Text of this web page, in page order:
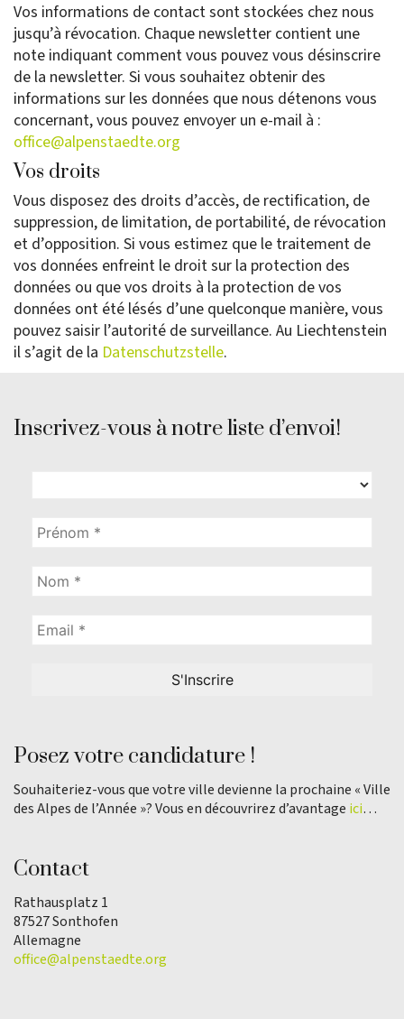
Vos informations de contact sont stockées chez nous
jusqu’à révocation. Chaque newsletter contient une
note indiquant comment vous pouvez vous désinscrire
de la newsletter. Si vous souhaitez obtenir des
informations sur les données que nous détenons vous
concernant, vous pouvez envoyer un e-mail à :
office@alpenstaedte.org
Vos droits
Vous disposez des droits d’accès, de rectification, de
suppression, de limitation, de portabilité, de révocation
et d’opposition. Si vous estimez que le traitement de
vos données enfreint le droit sur la protection des
données ou que vos droits à la protection de vos
données ont été lésés d’une quelconque manière, vous
pouvez saisir l’autorité de surveillance. Au Liechtenstein
il s’agit de la Datenschutzstelle.
Inscrivez-vous à notre liste d’envoi!
Posez votre candidature !
Souhaiteriez-vous que votre ville devienne la prochaine « Ville
des Alpes de l’Année »? Vous en découvrirez d’avantage ici…
Contact
Rathausplatz 1
87527 Sonthofen
Allemagne
office@alpenstaedte.org